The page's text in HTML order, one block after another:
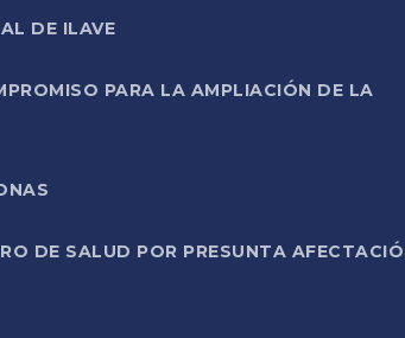
DE ILAVE
PARA LA AMPLIACIÓN DE LA
DE SALUD POR PRESUNTA